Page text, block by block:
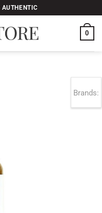
AUTHENTIC
0
Brands: